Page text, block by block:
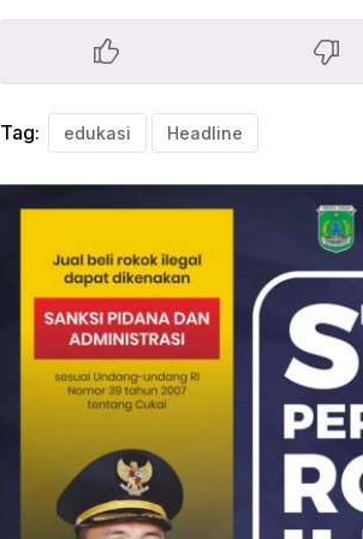
Tag: edukasi Headline